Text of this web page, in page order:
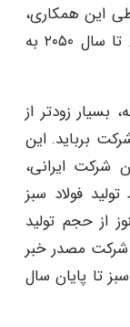
این همکاری،
تولید کربن کارخانه‌ی امیریتز آرکان استیل تا سال ۲۰۵۰ به
زودتر از
برباید. این
ایرانی،
فولاد سبز
از حجم تولید
شرکت مصدر خبر
تا پایان سال